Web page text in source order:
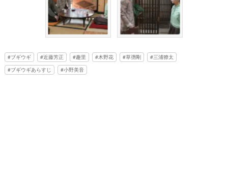
ブギウギ 近藤芳正 趣里 木野花 草彅剛
三浦獠太
ブギウギあらすじ
小野美音